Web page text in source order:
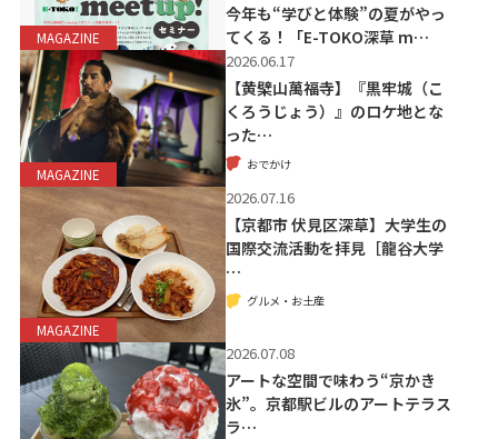
MAGAZINE
今年も“学びと体験”の夏がやっ
てくる！「E-TOKO深草 m…
MAGAZINE
2026.06.17
【黄檗山萬福寺】『黒牢城（こ
くろうじょう）』のロケ地とな
った…
おでかけ
MAGAZINE
2026.07.16
【京都市 伏見区深草】大学生の
国際交流活動を拝見［龍谷大学
…
グルメ・お土産
2026.07.08
アートな空間で味わう“京かき
氷”。京都駅ビルのアートテラス
ラ…